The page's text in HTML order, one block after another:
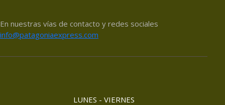
En nuestras vías de contacto y redes sociales
info@patagoniaexpress.com
LUNES - VIERNES